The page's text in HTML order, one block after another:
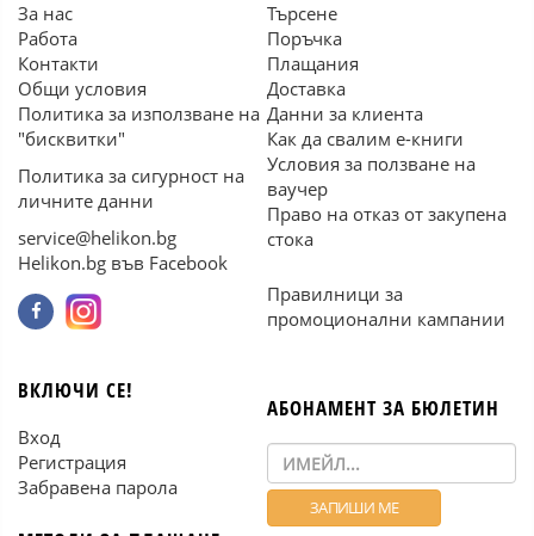
За нас
Работа
Контакти
Общи условия
Политика за използване на
"бисквитки"
Политика за сигурност на
личните данни
service@helikon.bg
Helikon.bg във Facebook
Търсене
Поръчка
Плащания
Доставка
Данни за клиента
Как да свалим е-книги
Условия за ползване на
ваучер
Право на отказ от закупена
стока
Правилници за
промоционални кампании
ВКЛЮЧИ СЕ!
Вход
Регистрация
Забравена парола
АБОНАМЕНТ ЗА БЮЛЕТИН